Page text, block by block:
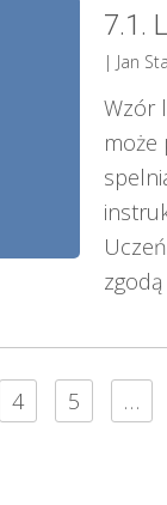
7.1.
| Jan
Wzór
może
4 5 …